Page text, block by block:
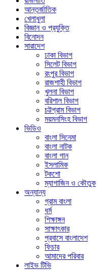
আন্তর্জাতিক
খেলাধুলা
বিজ্ঞান ও প্রযুক্তি
বিনোদন
সারাদেশ
ঢাকা বিভাগ
সিলেট বিভাগ
রংপুর বিভাগ
রাজশাহী বিভাগ
খুলনা বিভাগ
বরিশাল বিভাগ
চট্টগ্রাম বিভাগ
ময়মনসিংহ বিভাগ
ভিডিও
বাংলা সিনেমা
বাংলা নাটক
বাংলা গান
ইসলামিক
টকশো
ম্যাগাজিন ও কৌতুক
অন্যান্য
গ্রাম বাংলা
ধর্ম
শিক্ষাঙ্গন
সাক্ষাৎকার
প্রবাসে বাংলাদেশ
ফিচার
আমাদের পরিবার
লাইভ টিভি